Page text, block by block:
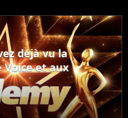
déjà vu la
Voice et aux